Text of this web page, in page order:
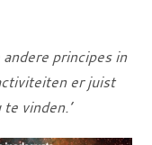
principes in
er juist
vinden.’